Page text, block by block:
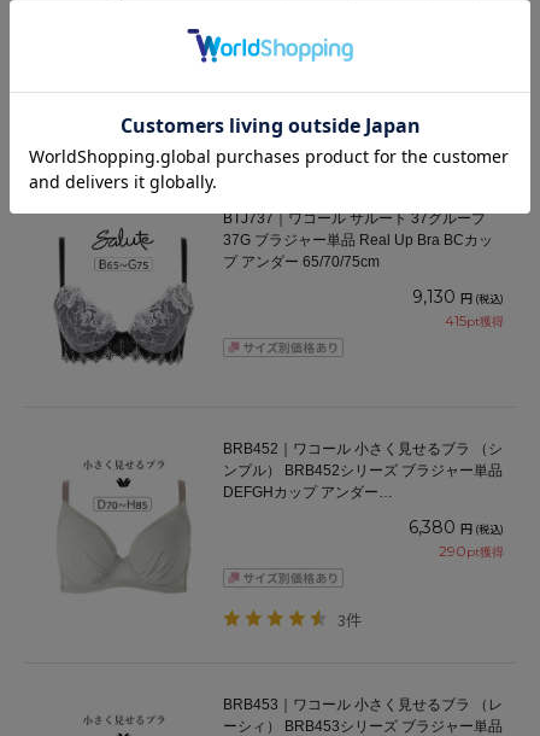
465pt獲得
BTJ737｜ワコール サルート 37グループ
37G ブラジャー単品 Real Up Bra BCカッ
プ アンダー 65/70/75cm
9,130 円 (税込)
415pt獲得
BRB452｜ワコール 小さく見せるブラ （シ
ンプル） BRB452シリーズ ブラジャー単品
DEFGHカップ アンダー
6,380 円 (税込)
290pt獲得
3件
BRB453｜ワコール 小さく見せるブラ （レ
ーシィ） BRB453シリーズ ブラジャー単品